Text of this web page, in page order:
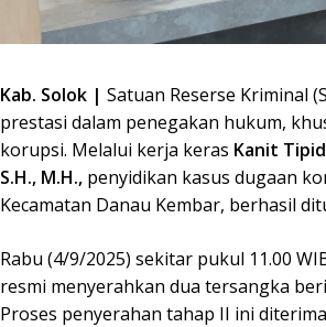
Kab. Solok | Satuan Reserse Kriminal
prestasi dalam penegakan hukum,
korupsi. Melalui kerja keras Kanit
S.H., M.H., penyidikan kasus dugaan
Kecamatan Danau Kembar, berhasil
Rabu (4/9/2025) sekitar pukul 11.00
resmi menyerahkan dua tersangka
Proses penyerahan tahap II ini